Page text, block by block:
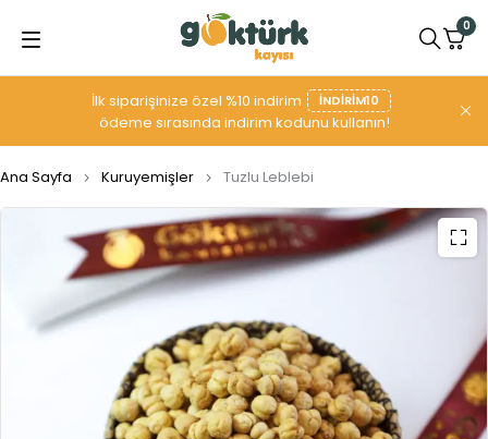
İlk siparişinize özel %10 indirim INDIRIM10
ödeme sırasında indirim kodunu kullanın!
0
Ana Sayfa Kuruyemişler Tuzlu Leblebi